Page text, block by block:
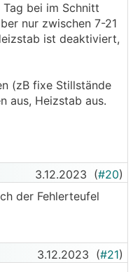
bei im Schnitt
nur zwischen 7-21
ist deaktiviert,
(zB fixe Stillstände
aus, Heizstab aus.
3.12.2023 (#20)
der Fehlerteufel
3.12.2023 (#21)